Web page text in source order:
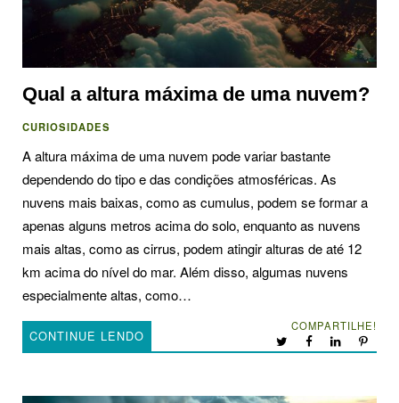
Qual a altura máxima de uma nuvem?
CURIOSIDADES
A altura máxima de uma nuvem pode variar bastante
dependendo do tipo e das condições atmosféricas. As
nuvens mais baixas, como as cumulus, podem se formar a
apenas alguns metros acima do solo, enquanto as nuvens
mais altas, como as cirrus, podem atingir alturas de até 12
km acima do nível do mar. Além disso, algumas nuvens
especialmente altas, como…
CONTINUE LENDO
COMPARTILHE!